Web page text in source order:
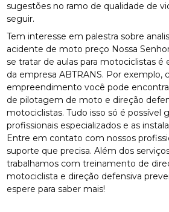
sugestões no ramo de qualidade de
seguir.
Tem interesse em palestra sobre
acidente de moto preço Nossa
se tratar de aulas para motociclistas é
da empresa ABTRANS. Por exemplo,
empreendimento você pode
de pilotagem de moto e direção
motociclistas. Tudo isso só é possível
profissionais especializados e as
Entre em contato com nossos
suporte que precisa. Além dos
trabalhamos com treinamento de
motociclista e direção defensiva
espere para saber mais!